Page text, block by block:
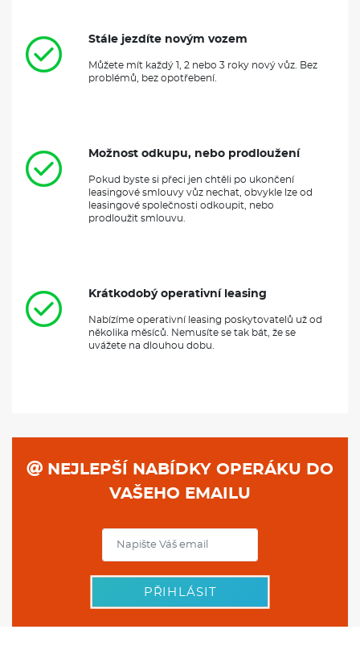
Stále jezdíte novým vozem
Můžete mít každý 1, 2 nebo 3 roky nový vůz. Bez
problémů, bez opotřebení.
Možnost odkupu, nebo prodloužení
Pokud byste si přeci jen chtěli po ukončení
leasingové smlouvy vůz nechat, obvykle lze od
leasingové společnosti odkoupit, nebo
prodloužit smlouvu.
Krátkodobý operativní leasing
Nabízíme operativní leasing poskytovatelů už od
několika měsíců. Nemusíte se tak bát, že se
uvážete na dlouhou dobu.
NEJLEPŠÍ NABÍDKY OPERÁKU DO
VAŠEHO EMAILU
PŘIHLÁSIT